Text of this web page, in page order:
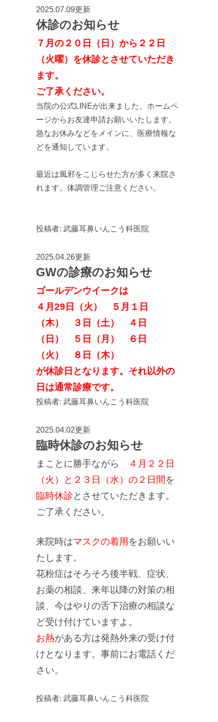
2025.07.09更新
休診のお知らせ
７月の２０日（日）から２２日
（火曜）を休診とさせていただき
ます。
ご了承ください。
当院の公式LINEが出来ました。ホームペ
ージからお友達申請お願いいたします。
急なお休みなどをメインに、医療情報な
どを通知しています。
最近は風邪をこじらせた方が多く来院さ
れます。体調管理ご注意ください。
投稿者: 武藤耳鼻いんこう科医院
2025.04.26更新
GWの診療のお知らせ
ゴールデンウイークは
４月29日（火） ５月１日
（木） ３日（土） ４日
（日） ５日（月） ６日
（火） ８日（木）
が休診日となります。それ以外の
日は通常診療です。
投稿者: 武藤耳鼻いんこう科医院
2025.04.02更新
臨時休診のお知らせ
まことに勝手ながら
４月２２日
（火）と２３日（水）の２日間を
臨時休診とさせていただきます。
ご了承ください。
来院時はマスクの着用 をお願いい
たします。
花粉症はそろそろ後半戦、症状、
お薬の相談、来年以降の対策の相
談、今はやりの舌下治療の相談な
ど受け付けていますよ。
お熱がある方は発熱外来の受け付
けとなります。事前にお電話くだ
さい。
投稿者: 武藤耳鼻いんこう科医院